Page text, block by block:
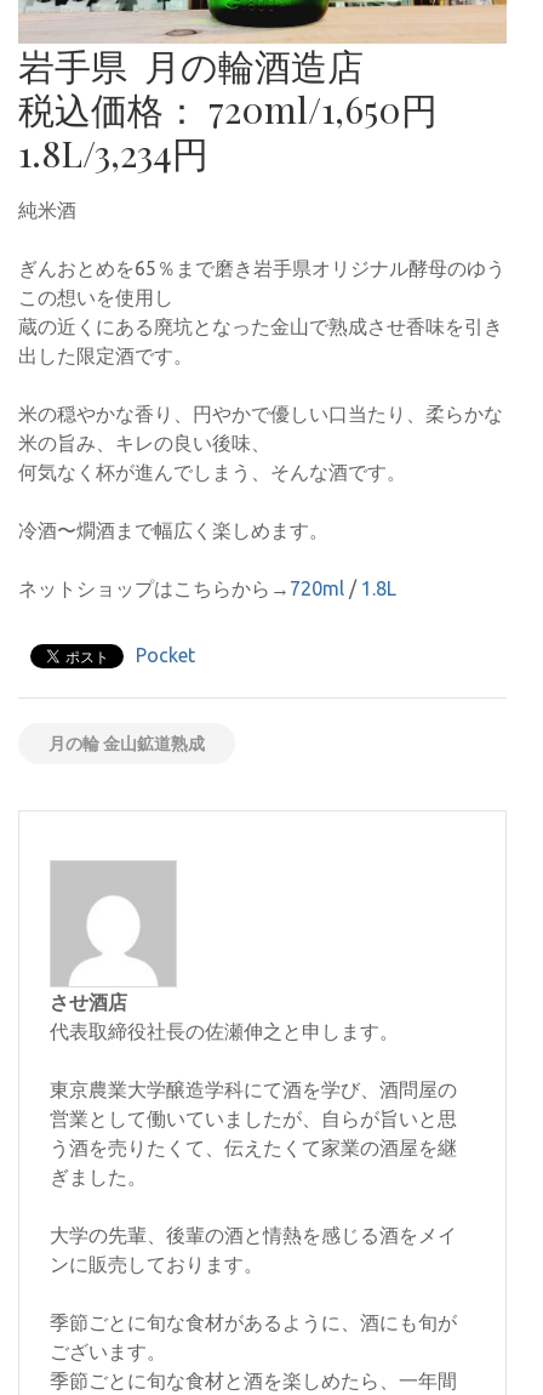
岩手県 月の輪酒造店
税込価格： 720ml/1,650円
1.8L/3,234円
純米酒
ぎんおとめを65％まで磨き岩手県オリジナル酵母のゆう
この想いを使用し
蔵の近くにある廃坑となった金山で熟成させ香味を引き
出した限定酒です。
米の穏やかな香り、円やかで優しい口当たり、柔らかな
米の旨み、キレの良い後味、
何気なく杯が進んでしまう、そんな酒です。
冷酒〜燗酒まで幅広く楽しめます。
ネットショップはこちらから→ 720ml / 1.8L
Pocket
月の輪 金山鉱道熟成
させ酒店
代表取締役社長の佐瀬伸之と申します。
東京農業大学醸造学科にて酒を学び、酒問屋の
営業として働いていましたが、自らが旨いと思
う酒を売りたくて、伝えたくて家業の酒屋を継
ぎました。
大学の先輩、後輩の酒と情熱を感じる酒をメイ
ンに販売しております。
季節ごとに旬な食材があるように、酒にも旬が
ございます。
季節ごとに旬な食材と酒を楽しめたら、一年間